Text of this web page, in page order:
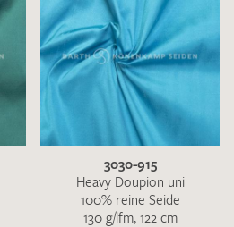
3030-915
Heavy Doupion uni
100% reine Seide
130 g/lfm, 122 cm